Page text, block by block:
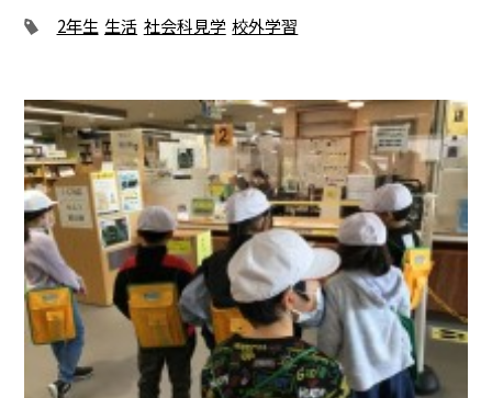
2年生 生活 社会科見学 校外学習